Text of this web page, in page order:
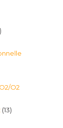
28
O2
1313